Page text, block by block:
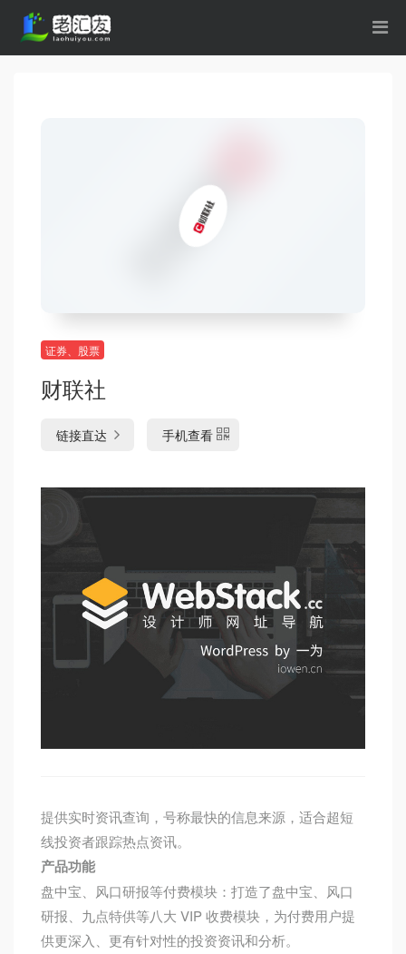
证券、股票
财联社
链接直达 手机查看
提供实时资讯查询，号称最快的信息来源，适合超短
线投资者跟踪热点资讯。
产品功能
盘中宝、风口研报等付费模块：打造了盘中宝、风口
研报、九点特供等八大 VIP 收费模块，为付费用户提
供更深入、更有针对性的投资资讯和分析。